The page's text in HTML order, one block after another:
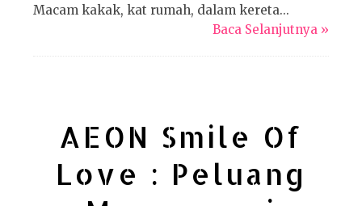
Macam kakak, kat rumah, dalam kereta...
Baca Selanjutnya »
AEON Smile Of
Love : Peluang